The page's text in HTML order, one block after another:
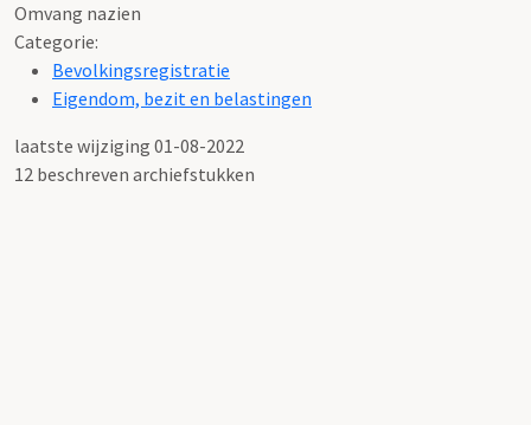
Omvang nazien
Categorie:
Bevolkingsregistratie
Eigendom, bezit en belastingen
laatste wijziging 01-08-2022
12 beschreven archiefstukken